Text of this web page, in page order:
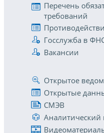
Перечень
требований
Госслужба в
Вакансии
Открытое
Открытые
СМЭВ
Аналитический